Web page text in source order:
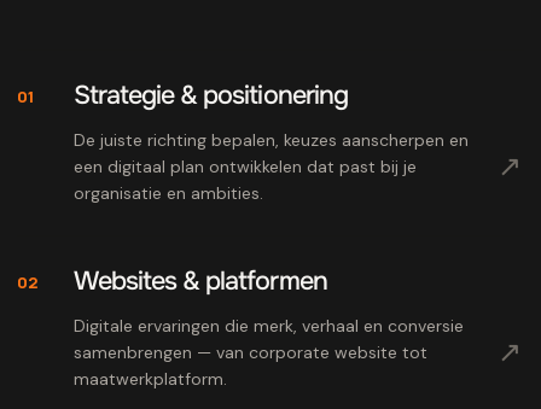
01 Strategie & positionering
De juiste richting bepalen, keuzes aanscherpen en
een digitaal plan ontwikkelen dat past bij je
organisatie en ambities.
↗
02 Websites & platformen
Digitale ervaringen die merk, verhaal en conversie
samenbrengen — van corporate website tot
maatwerkplatform.
↗